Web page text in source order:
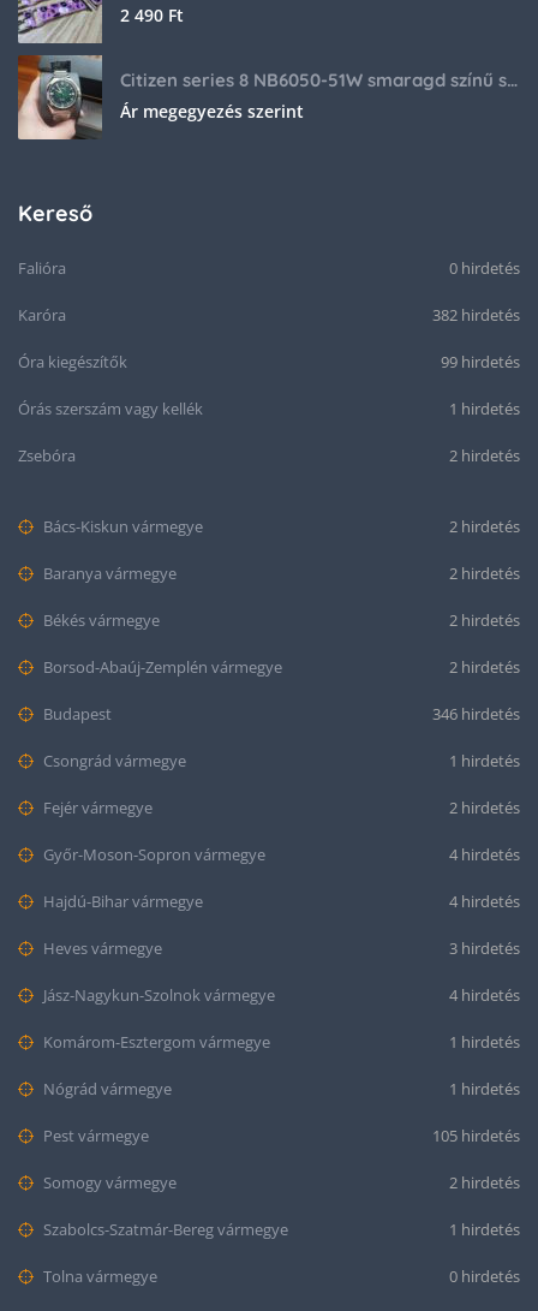
2 490 Ft
Citizen series 8 NB6050-51W smaragd színű számlappal
Ár megegyezés szerint
Kereső
Falióra 0 hirdetés
Karóra 382 hirdetés
Óra kiegészítők 99 hirdetés
Órás szerszám vagy kellék 1 hirdetés
Zsebóra 2 hirdetés
Bács-Kiskun vármegye 2 hirdetés
Baranya vármegye 2 hirdetés
Békés vármegye 2 hirdetés
Borsod-Abaúj-Zemplén vármegye 2 hirdetés
Budapest 346 hirdetés
Csongrád vármegye 1 hirdetés
Fejér vármegye 2 hirdetés
Győr-Moson-Sopron vármegye 4 hirdetés
Hajdú-Bihar vármegye 4 hirdetés
Heves vármegye 3 hirdetés
Jász-Nagykun-Szolnok vármegye 4 hirdetés
Komárom-Esztergom vármegye 1 hirdetés
Nógrád vármegye 1 hirdetés
Pest vármegye 105 hirdetés
Somogy vármegye 2 hirdetés
Szabolcs-Szatmár-Bereg vármegye 1 hirdetés
Tolna vármegye 0 hirdetés